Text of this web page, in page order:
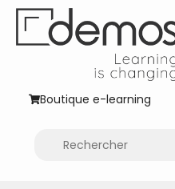
Boutique e-learning